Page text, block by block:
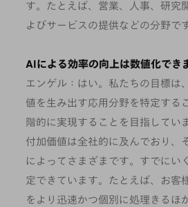
す。たとえば、営業、人事、研究
よびサービスの提供などの分野です
AIによる効率の向上は数値化でき
エンゲル：はい。私たちの目標は
値を生み出す応用分野を特定する
階的に実現することを目指してい
付加価値は全社的に及んでおり、
によってさまざまです。すでにい
定できています。たとえば、お客
をより迅速かつ個別に処理きるほ